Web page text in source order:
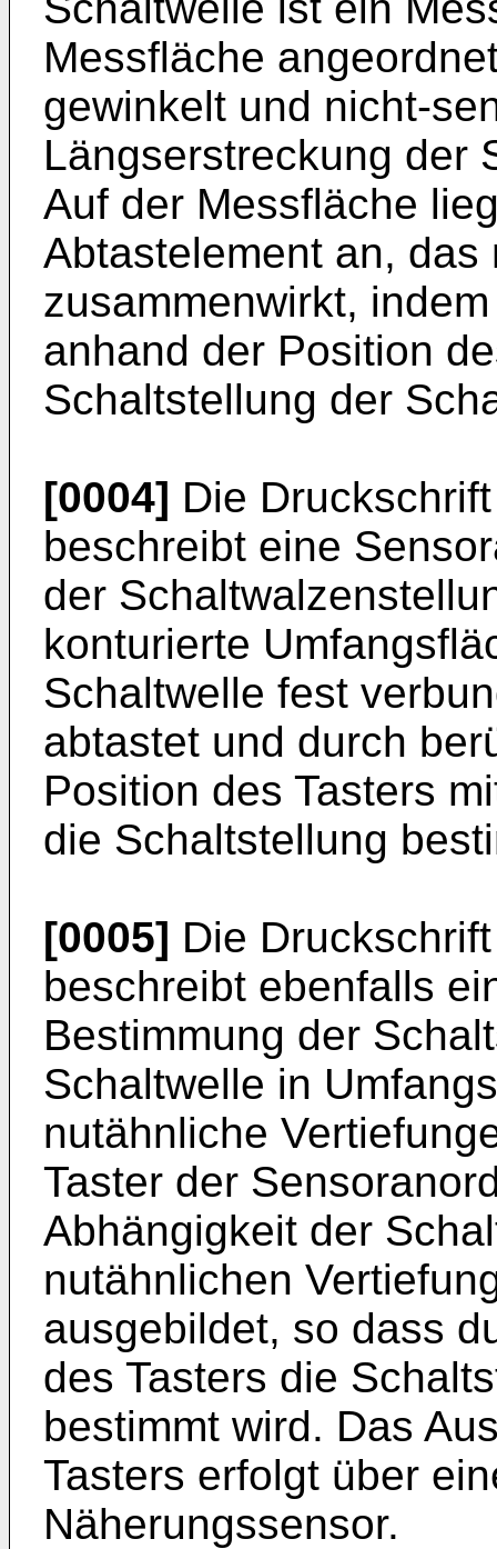
Messfläche
gewinkelt und nicht-
Längserstreckung der
Auf der Messfläche
Abtastelement an,
zusammenwirkt,
anhand der Position
Schaltstellung der
[0004] Die
beschreibt eine
der
konturierte
Schaltwelle fest
abtastet und durch
Position des Tasters
die Schaltstellung
[0005] Die
beschreibt ebenfalls
Bestimmung der
Schaltwelle in
nutähnliche
Taster der
Abhängigkeit der
nutähnlichen
ausgebildet, so dass
des Tasters die
bestimmt wird. Das
Tasters erfolgt über
Näherungssensor.